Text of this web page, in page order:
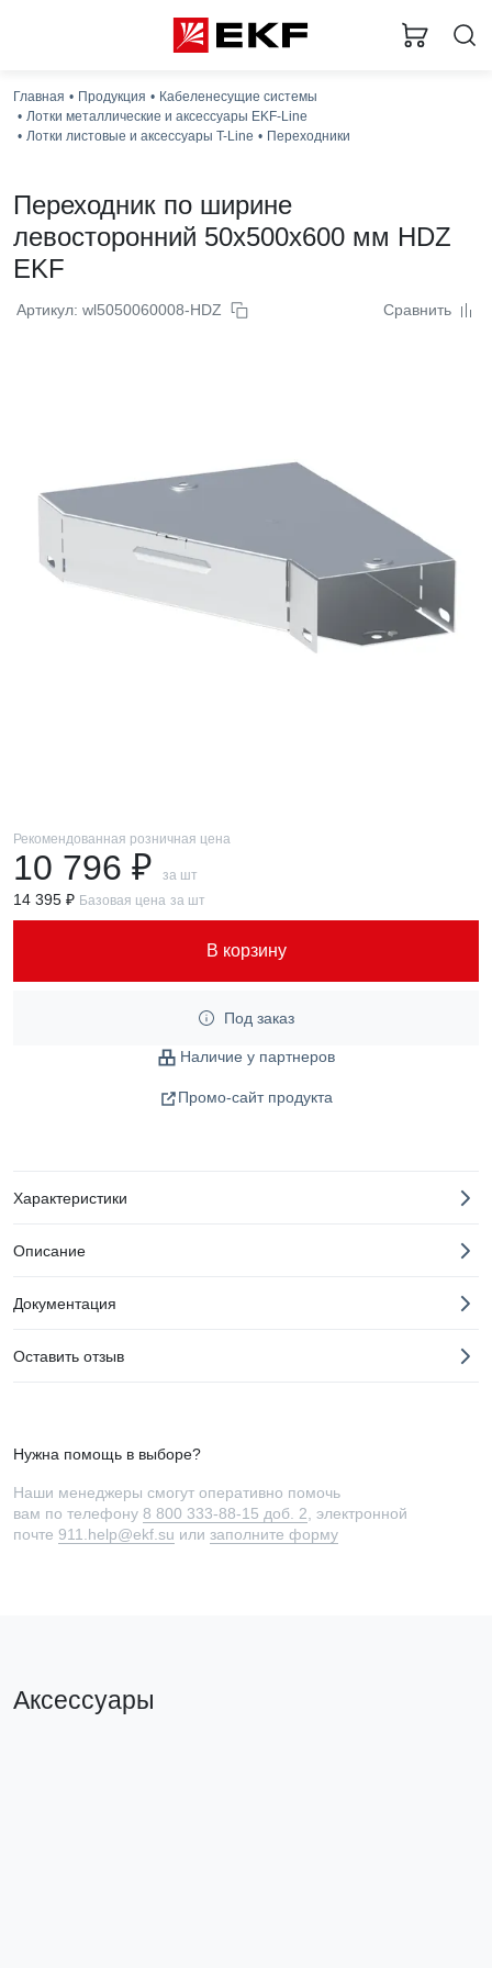
Главная Продукция
Кабеленесущие системы
Лотки металлические и аксессуары EKF-Line
Лотки листовые и аксессуары T-Line
Переходники
Переходник по ширине
левосторонний 50x500x600 мм HDZ
EKF
Артикул: wl5050060008-HDZ Сравнить
Рекомендованная розничная цена
10 796 ₽ за шт
14 395 ₽ Базовая цена за шт
В корзину
Под заказ
Наличие у партнеров
Промо-сайт продукта
Характеристики
Описание
Документация
Оставить отзыв
Нужна помощь в выборе?
Наши менеджеры смогут оперативно помочь
вам по телефону 8 800 333-88-15 доб. 2 , электронной
почте 911.help@ekf.su или заполните форму
Аксессуары